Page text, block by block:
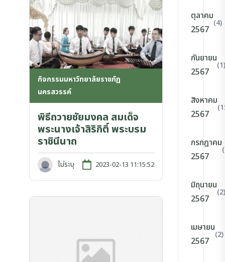
กิจกรรมมหาวิทยาลัยราชภัฏ
นครสวรรค์
พิธีถวายชัยมงคล สมเด็จ
พระนางเจ้าสิริกิติ์ พระบรม
ราชินีนาถ
ไม่ระบุ 2023-02-13 11:15:52
ตุลาคม
2567
(4)
กันยายน
2567
(1)
สิงหาคม
2567
กรกฎาคม
2567
มิถุนายน
2567
(2)
เมษายน
2567
(2)